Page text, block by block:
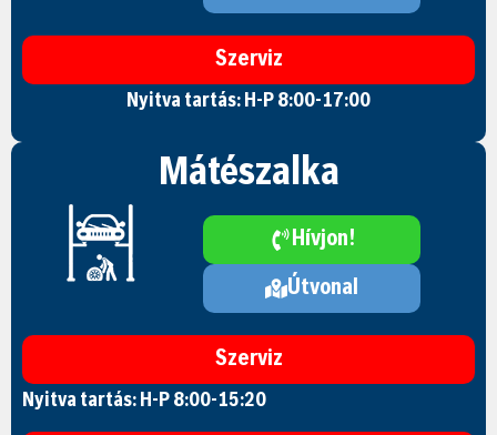
Szerviz
Nyitva tartás: H-P 8:00-17:00
Mátészalka
Hívjon!
Útvonal
Szerviz
Nyitva tartás: H-P 8:00-15:20